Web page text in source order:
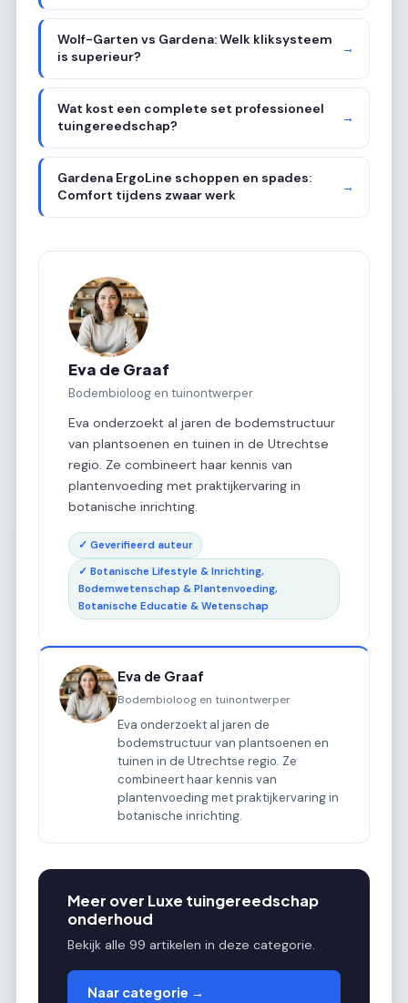
Wolf-Garten vs Gardena: Welk kliksysteem
is superieur?
→
Wat kost een complete set professioneel
tuingereedschap?
→
Gardena ErgoLine schoppen en spades:
Comfort tijdens zwaar werk
→
Eva de Graaf
Bodembioloog en tuinontwerper
Eva onderzoekt al jaren de bodemstructuur
van plantsoenen en tuinen in de Utrechtse
regio. Ze combineert haar kennis van
plantenvoeding met praktijkervaring in
botanische inrichting.
✓ Geverifieerd auteur
✓ Botanische Lifestyle & Inrichting,
Bodemwetenschap & Plantenvoeding,
Botanische Educatie & Wetenschap
Eva de Graaf
Bodembioloog en tuinontwerper
Eva onderzoekt al jaren de
bodemstructuur van plantsoenen en
tuinen in de Utrechtse regio. Ze
combineert haar kennis van
plantenvoeding met praktijkervaring in
botanische inrichting.
Meer over Luxe tuingereedschap
onderhoud
Bekijk alle 99 artikelen in deze categorie.
Naar categorie →